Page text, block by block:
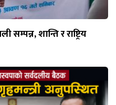
शान्ति र राष्ट्रिय